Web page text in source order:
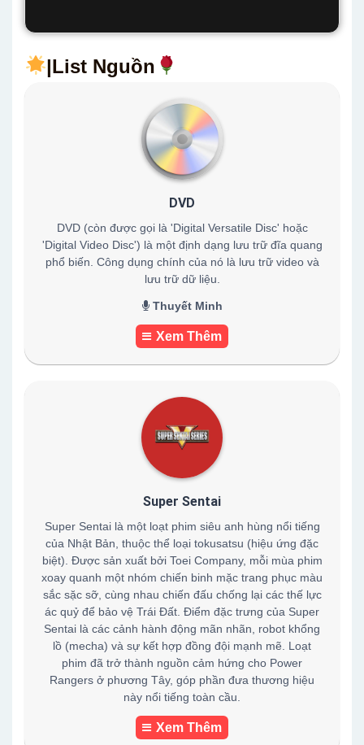
|List Nguồn
DVD
DVD (còn được gọi là 'Digital Versatile Disc' hoặc
'Digital Video Disc') là một định dạng lưu trữ đĩa quang
phổ biến. Công dụng chính của nó là lưu trữ video và
lưu trữ dữ liệu.
Thuyết Minh
Xem Thêm
Super Sentai
Super Sentai là một loạt phim siêu anh hùng nổi tiếng
của Nhật Bản, thuộc thể loại tokusatsu (hiệu ứng đặc
biệt). Được sản xuất bởi Toei Company, mỗi mùa phim
xoay quanh một nhóm chiến binh mặc trang phục màu
sắc sặc sỡ, cùng nhau chiến đấu chống lại các thế lực
ác quỷ để bảo vệ Trái Đất. Điểm đặc trưng của Super
Sentai là các cảnh hành động mãn nhãn, robot khổng
lồ (mecha) và sự kết hợp đồng đội mạnh mẽ. Loạt
phim đã trở thành nguồn cảm hứng cho Power
Rangers ở phương Tây, góp phần đưa thương hiệu
này nổi tiếng toàn cầu.
Xem Thêm